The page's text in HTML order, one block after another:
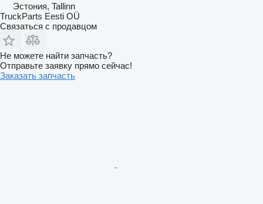
Эстония, Tallinn
TruckParts Eesti OÜ
Связаться с продавцом
Не можете найти запчасть?
Отправьте заявку прямо сейчас!
Заказать запчасть